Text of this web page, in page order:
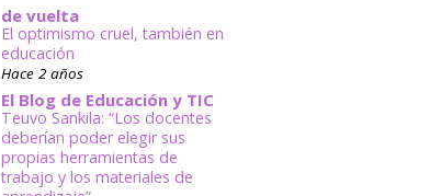
de vuelta
El optimismo cruel, también en
educación
Hace 2 años
El Blog de Educación y TIC
Teuvo Sankila: “Los docentes
deberían poder elegir sus
propias herramientas de
trabajo y los materiales de